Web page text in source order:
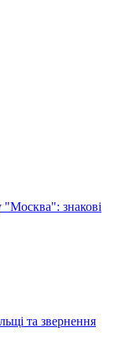
"Москва": знакові
та звернення